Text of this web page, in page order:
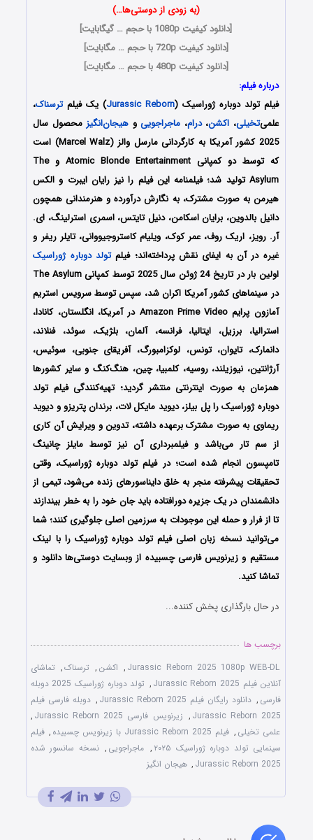
(به زودی از دوستی‌ها…)
[دانلود کیفیت 1080p با حجم … گیگابایت
]
[دانلود کیفیت 720p با حجم … مگابایت
]
[دانلود کیفیت 480p با حجم … مگابایت
]
درباره فیلم:
فیلم تولد دوباره ژوراسیک (Jurassic Reborn) یک فیلمترسناک،
علمی‌تخیلی، اکشن،درام، ماجراجوییو هیجان‌انگیز محصول سال
2025 کشور آمریکا به کارگردانی مارسل والز (Marcel Walz) است
که توسط دو کمپانی‌ Atomic Blonde Entertainment و The
Asylum تولید شد؛ فیلمنامه این فیلم را نیز رایان ایبرت و الکس
هیرمن به صورت مشترک، به نگارش درآورده و هنرمندانی همچون
دانیل بالدوین، برایان اسکامن، دنیل تایتس، اسمری استرلینگ، ای.
آر. رویز، اریک روف، عمر کوک، ویلیام کاستروجیووانی، تایلر ریفر و
غیره در آن به ایفای نقش پرداخته‌اند؛ فیلمتولد دوباره ژوراسیک
اولین بار در تاریخ 24 ژوئن سال 2025 توسط کمپانی‌ The Asylum
در سینماهای کشور آمریکا اکران شد، سپس توسط سرویس استریم
آمازون پرایم Amazon Prime Video در آمریکا، انگلستان، کانادا،
استرالیا، برزیل، ایتالیا، فرانسه، آلمان، بلژیک، سوئد، فنلاند،
دانمارک، تایوان، تونس، لوکزامبورگ، آفریقای جنوبی، سوئیس،
آرژانتین، نیوزیلند، روسیه، کلمبیا، چین، هنگ‌کنگ و سایر کشورها
همزمان به صورت اینترنتی منتشر گردید؛ تهیه‌کنندگی فیلم تولد
دوباره ژوراسیک را پل بیلز، دیوید مایکل لات، برندان پتریزو و دیوید
ریماوی به صورت مشترک برعهده داشته، تدوین و ویرایش آن کاری
از سم تار می‌باشد و فیلمبرداری آن نیز توسطمایلز چانینگ
تامپسون انجام شده است؛در فیلم تولد دوباره ژوراسیک، وقتی
تحقیقات پیشرفته منجر به خلق دایناسورهای زنده می‌شود، تیمی از
دانشمندان در یک جزیره دورافتاده باید جان خود را به خطر بیندازند
تا از فرار و حمله این موجودات به سرزمین اصلی جلوگیری کنند؛ شما
می‌توانید نسخه زبان اصلی فیلم تولد دوباره ژوراسیک را با ‌لینک
مستقیم و زیرنویس فارسی چسبیده از وبسایت دوستی‌ها دانلود و
تماشا کنید.
در حال بارگذاری پخش کننده...
برچسب ها
Jurassic Reborn 2025 1080p WEB-DL
, اکشن , ترسناک, تماشای
آنلاین فیلم Jurassic Reborn 2025
,
تولد دوباره ژوراسیک 2025 دوبله
فارسی , دانلود رایگان فیلم Jurassic Reborn 2025 , دوبله فارسی فیلم
Jurassic Reborn 2025
, زیرنویس فارسی Jurassic Reborn 2025
,
علمی تخیلی , فیلم Jurassic Reborn 2025 با زیرنویس چسبیده , فیلم
سینمایی تولد دوباره ژوراسیک ۲۰۲۵
, ماجراجویی , نسخه سانسور شده
Jurassic Reborn 2025
, هیجان انگیز